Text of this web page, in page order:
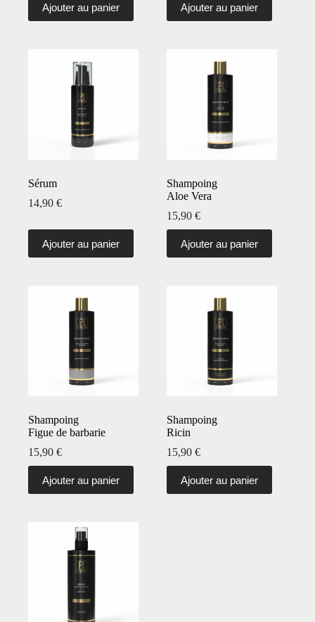
Ajouter au panier Ajouter au panier
Sérum
14,90 €
Ajouter au panier
Shampoing
Aloe Vera
15,90€
Ajouter au panier
Shampoing
Figue de barbarie
15,90 €
Ajouter au panier
Shampoing
Ricin
15,90€
Ajouter au panier